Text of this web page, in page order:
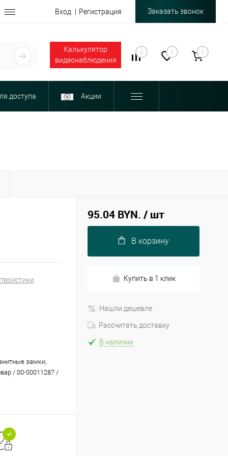
Вход Регистрация Заказать звонок
Калькулятор
видеонаблюдения
0 0 0
доступа Акции
замки,
/ 00-00011287 /
95.04 BYN. / шт
В корзину
Купить в 1 клик
Нашли дешевле
Рассчитать доставку
В наличии